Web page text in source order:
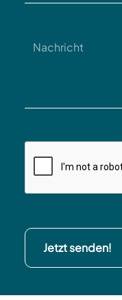
Jetzt senden!